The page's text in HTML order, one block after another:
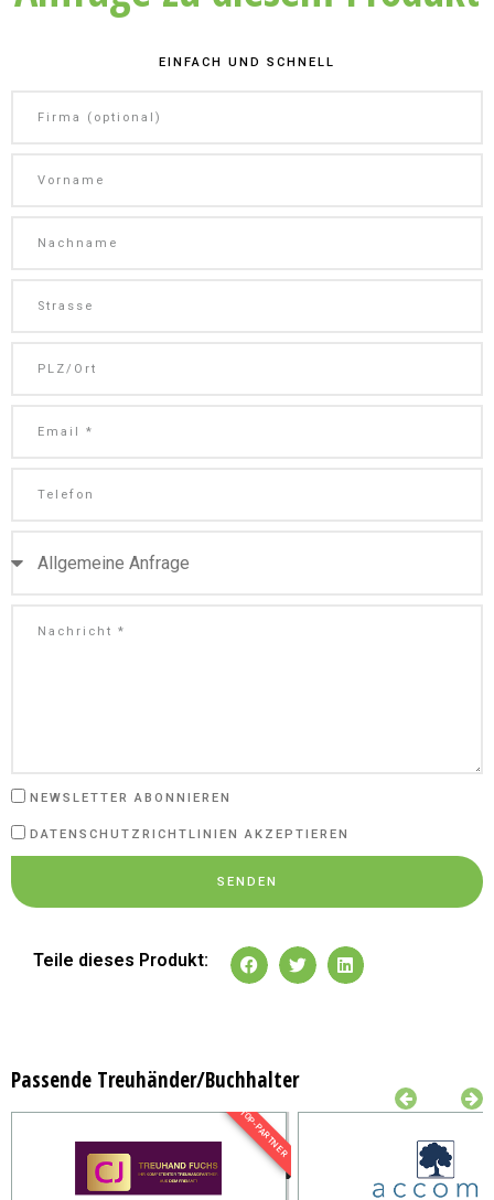
EINFACH UND SCHNELL
NEWSLETTER ABONNIEREN
DATENSCHUTZRICHTLINIEN AKZEPTIEREN
SENDEN
Teile dieses Produkt:
Passende Treuhänder/Buchhalter
TOP-PARTNER